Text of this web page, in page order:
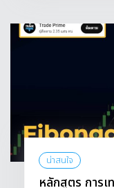
น่าสนใจ
หลักสูตร การ